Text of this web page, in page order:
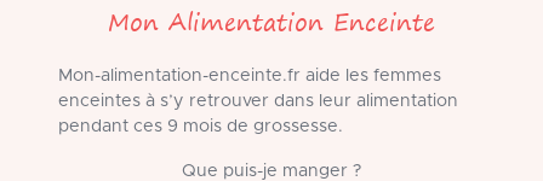
Mon Alimentation Enceinte
Mon-alimentation-enceinte.fr aide les femmes
enceintes à s’y retrouver dans leur alimentation
pendant ces 9 mois de grossesse.
Que puis-je manger ?